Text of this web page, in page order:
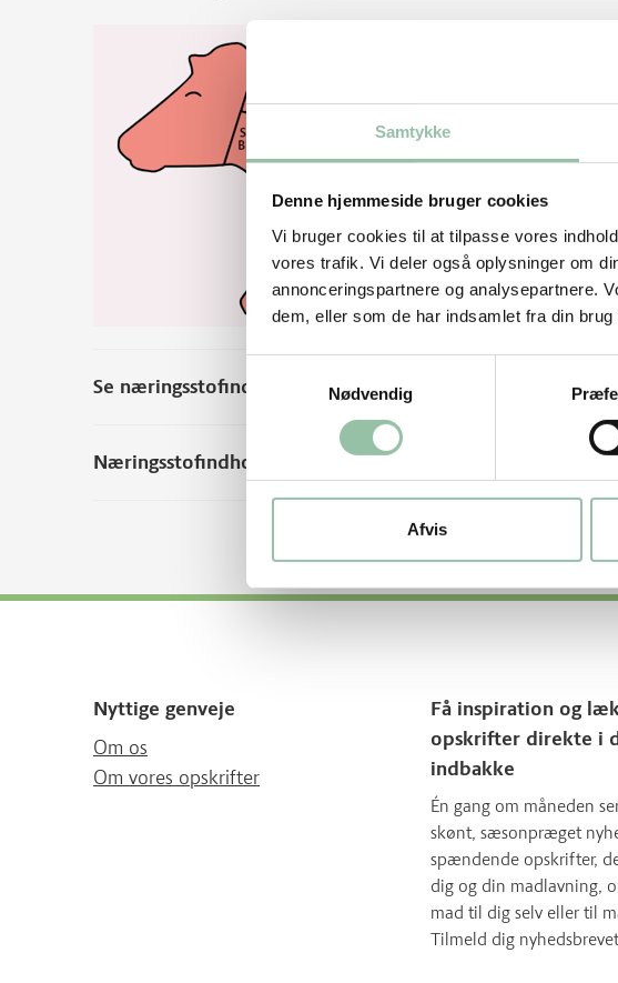
Samtykke
Denne hjemmeside bruger cookies
Vi bruger cookies til at tilpasse vores
vores trafik. Vi deler også oplysninger om
annonceringspartnere og analysepartnere.
dem, eller som de har indsamlet fra din brug
Nødvendig
Afvis
Se næringsstofindhold per 100 g rå vægt
Næringsstofindhold fra andre kilder
Nyttige genveje
Om os
Om vores opskrifter
Få inspiration og
opskrifter direkte i
indbakke
Én gang om måneden
skønt, sæsonpræget
spændende opskrifter,
dig og din madlavning,
mad til dig selv eller til
Tilmeld dig